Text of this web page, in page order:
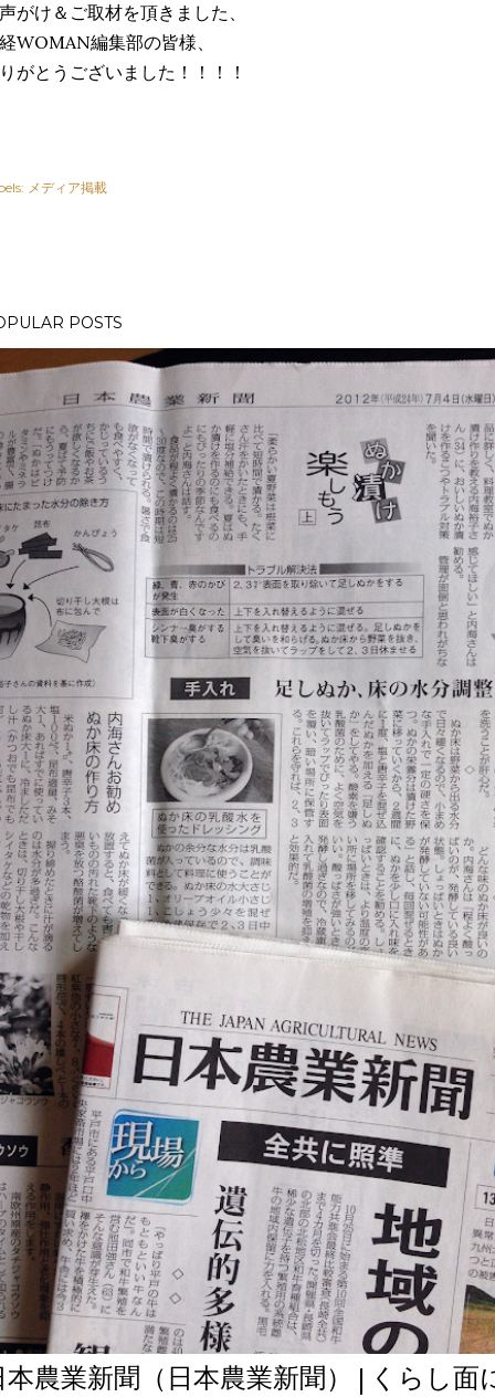
がけ＆ご取材を頂きました、
WOMAN編集部の皆様、
がとうございました！！！！
メディア掲載
POSTS
本農業新聞（日本農業新聞） | くらし面